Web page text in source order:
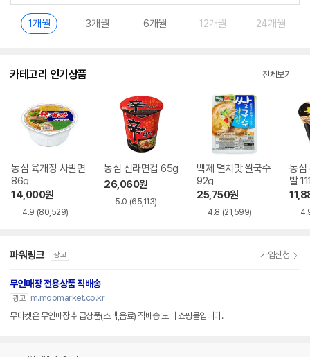
1개월 3개월 6개월 12개월 24개월
카테고리 인기상품 전체보기
농심 육개장 사발면
86g
14,000원
4.9 (80,529)
농심 신라면컵 65g
26,060원
5.0 (65,113)
백제 멸치맛 쌀국수
92g
25,750원
4.8 (21,599)
농심
발
파워링크 광고 가입신청
무인매장 전용상품 직배송
광고
m.moomarket.co.kr
무마켓은 무인매장 취급상품(스낵,음료) 직배송 도매 쇼핑몰입니다.